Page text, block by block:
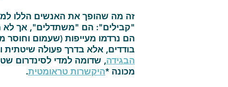
זה מה שהופך את האנשים הללו
"קבילים": הם "משתדלים", אך לא
הם נרדמו מעייפות (שעמום
בודדים, אלא בדרך פעולה
הבגידה, שדומה למדי לסינדרום
מכונה *היקשרות טראומטית.